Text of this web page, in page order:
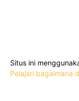
Situs ini
Pelajari bagaimana